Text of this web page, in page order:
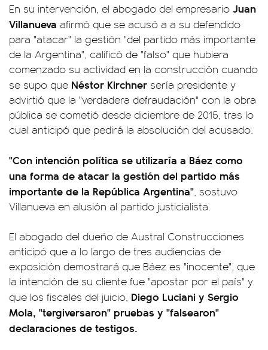
En su intervención, el abogado del empresario Juan
Villanueva afirmó que se acusó a a su defendido
para "atacar" la gestión "del partido más importante
de la Argentina", calificó de "falso" que hubiera
comenzado su actividad en la construcción cuando
se supo que Néstor Kirchner sería presidente y
advirtió que la "verdadera defraudación" con la obra
pública se cometió desde diciembre de 2015, tras lo
cual anticipó que pedirá la absolución del acusado.
"Con intención política se utilizaría a Báez como
una forma de atacar la gestión del partido más
importante de la República Argentina", sostuvo
Villanueva en alusión al partido justicialista.
El abogado del dueño de Austral Construcciones
anticipó que a lo largo de tres audiencias de
exposición demostrará que Báez es "inocente", que
la intención de su cliente fue "apostar por el país" y
que los fiscales del juicio, Diego Luciani y Sergio
Mola, "tergiversaron" pruebas y "falsearon"
declaraciones de testigos.